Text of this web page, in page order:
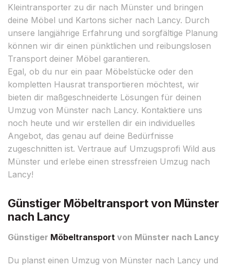
Kleintransporter zu dir nach Münster und bringen
deine Möbel und Kartons sicher nach Lancy. Durch
unsere langjährige Erfahrung und sorgfältige Planung
können wir dir einen pünktlichen und reibungslosen
Transport deiner Möbel garantieren.
Egal, ob du nur ein paar Möbelstücke oder den
kompletten Hausrat transportieren möchtest, wir
bieten dir maßgeschneiderte Lösungen für deinen
Umzug von Münster nach Lancy. Kontaktiere uns
noch heute und wir erstellen dir ein individuelles
Angebot, das genau auf deine Bedürfnisse
zugeschnitten ist. Vertraue auf Umzugsprofi Wild aus
Münster und erlebe einen stressfreien Umzug nach
Lancy!
Günstiger Möbeltransport von Münster
nach Lancy
Günstiger Möbeltransport von Münster nach Lancy
Du planst einen Umzug von Münster nach Lancy und